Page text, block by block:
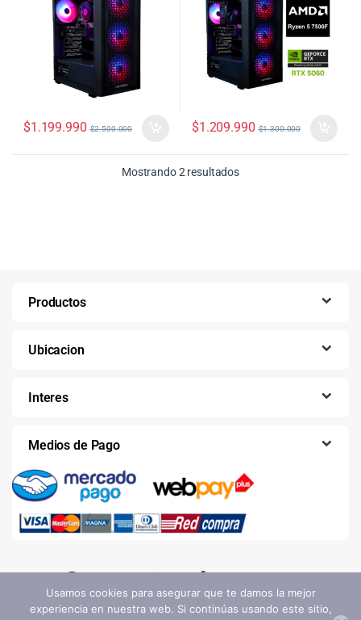
$1.199.990 $2.500.000 $1.209.990 $1.300.000
Mostrando 2 resultadosOrdenado por precio:
Productos
Ubicacion
Interes
Medios de Pago
Usamos cookies para asegurar que te damos la mejor
experiencia en nuestra web. Si continúas usando este sitio,